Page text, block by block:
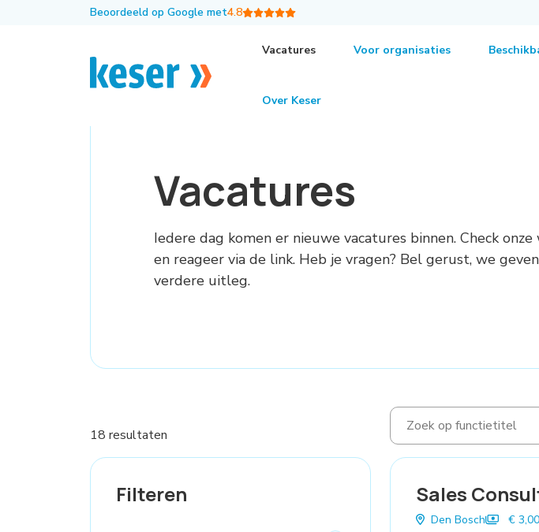
Beoordeeld op Google met4.8
Vacatures Voor organisaties
Over Keser
Vacatures
Iedere dag komen er nieuwe vacatures binnen. Check
en reageer via de link. Heb je vragen? Bel gerust, we
verdere uitleg.
18 resultaten
Filteren Sales
Den Bosch €